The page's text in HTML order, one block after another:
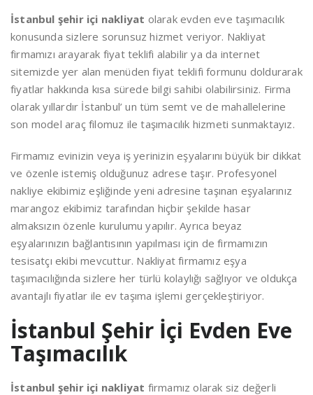
İstanbul şehir içi nakliyat olarak evden eve taşımacılık
konusunda sizlere sorunsuz hizmet veriyor. Nakliyat
firmamızı arayarak fiyat teklifi alabilir ya da internet
sitemizde yer alan menüden fiyat teklifi formunu doldurarak
fiyatlar hakkında kısa sürede bilgi sahibi olabilirsiniz. Firma
olarak yıllardır İstanbul’ un tüm semt ve de mahallelerine
son model araç filomuz ile taşımacılık hizmeti sunmaktayız.
Firmamız evinizin veya iş yerinizin eşyalarını büyük bir dikkat
ve özenle istemiş olduğunuz adrese taşır. Profesyonel
nakliye ekibimiz eşliğinde yeni adresine taşınan eşyalarınız
marangoz ekibimiz tarafından hiçbir şekilde hasar
almaksızın özenle kurulumu yapılır. Ayrıca beyaz
eşyalarınızın bağlantısının yapılması için de firmamızın
tesisatçı ekibi mevcuttur. Nakliyat firmamız eşya
taşımacılığında sizlere her türlü kolaylığı sağlıyor ve oldukça
avantajlı fiyatlar ile ev taşıma işlemi gerçekleştiriyor.
İstanbul Şehir İçi Evden Eve
Taşımacılık
İstanbul şehir içi nakliyat firmamız olarak siz değerli